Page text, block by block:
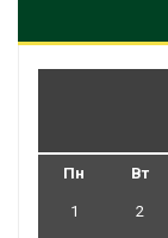
Пн Вт
1 2